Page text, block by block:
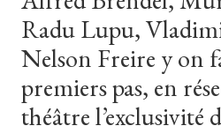
RaduLupu,
Nelson Freire yon
premierspas, en
théâtrel’exclusivité